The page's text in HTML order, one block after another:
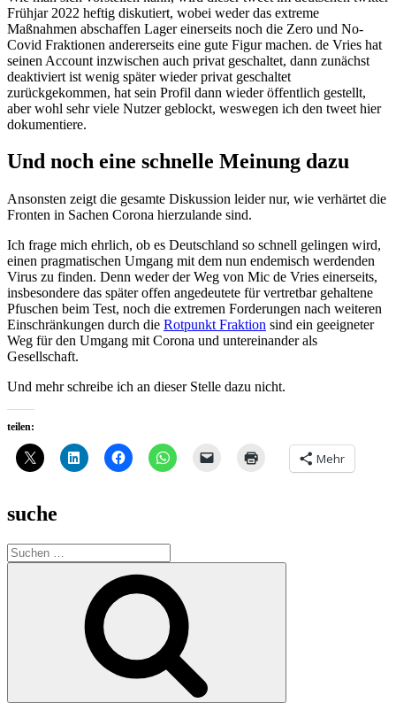
Frühjar 2022 heftig diskutiert, wobei weder das extreme
Maßnahmen abschaffen Lager einerseits noch die Zero und No-
Covid Fraktionen andererseits eine gute Figur machen. de Vries hat
seinen Account inzwischen auch privat geschaltet, dann zunächst
deaktiviert ist wenig später wieder privat geschaltet
zurückgekommen, hat sein Profil dann wieder öffentlich gestellt,
aber wohl sehr viele Nutzer geblockt, weswegen ich den tweet hier
dokumentiere.
Und noch eine schnelle Meinung dazu
Ansonsten zeigt die gesamte Diskussion leider nur, wie verhärtet die
Fronten in Sachen Corona hierzulande sind.
Ich frage mich ehrlich, ob es Deutschland so schnell gelingen wird,
einen pragmatischen Umgang mit dem nun endemisch werdenden
Virus zu finden. Denn weder der Weg von Mic de Vries einerseits,
insbesondere das später offen angedeutete für vertretbar gehaltene
Pfuschen beim Test, noch die extremen Forderungen nach weiteren
Einschränkungen durch die Rotpunkt Fraktion sind ein geeigneter
Weg für den Umgang mit Corona und untereinander als
Gesellschaft.
Und mehr schreibe ich an dieser Stelle dazu nicht.
teilen:
Mehr
suche
Suche
nach: